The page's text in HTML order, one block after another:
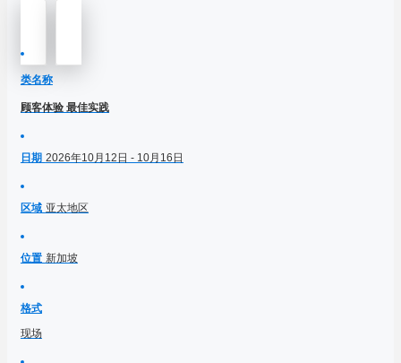
类名称
顾客体验 最佳实践
日期 2026年10月12日 - 10月16日
区域 亚太地区
位置 新加坡
格式
现场